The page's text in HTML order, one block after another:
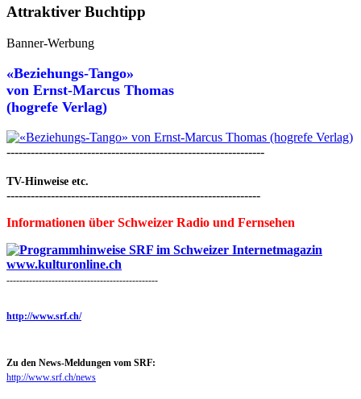
Attraktiver Buchtipp
Banner-Werbung
«Beziehungs-Tango»
von Ernst-Marcus Thomas
(hogrefe Verlag)
----------------------------------------------------------------
TV-Hinweise etc.
---------------------------------------------------------------
Informationen über Schweizer Radio und Fernsehen
-----------------------------------------------
http://www.srf.ch/
Zu den News-Meldungen vom SRF:
http://www.srf.ch/news